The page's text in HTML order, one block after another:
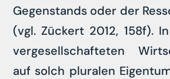
Gegenstands oder der
(vgl. Zückert 2012, 158f).
vergesellschafteten
auf solch pluralen